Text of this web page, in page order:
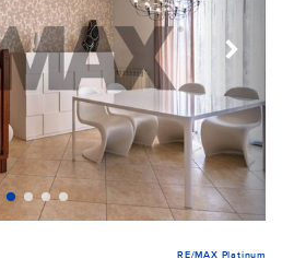
RE/MAX Platinum